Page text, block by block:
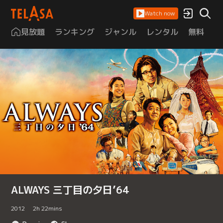
Watch now
見放題 ランキング ジャンル レンタル 無料
ALWAYS 三丁目の夕日’64
2012 2h 22mins